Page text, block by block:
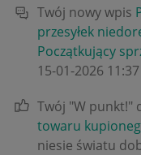
Twój nowy wpis
przesyłek
Początkujący
‎15-01-2026 11:37
Twój "W punkt!"
towaru
niesie światu